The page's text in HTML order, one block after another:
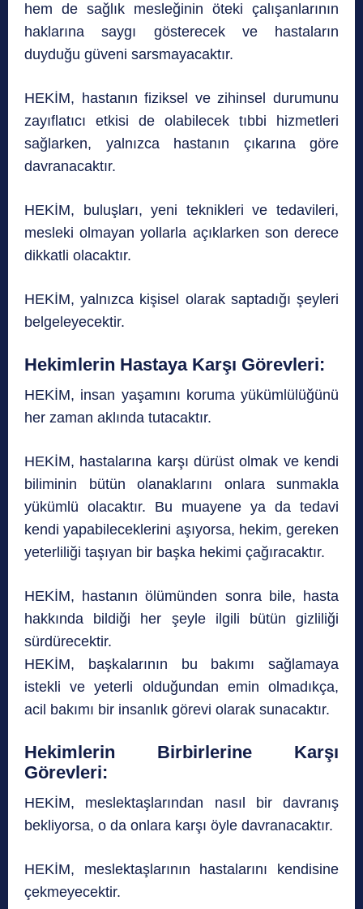
hem de sağlık mesleğinin öteki çalışanlarının
haklarına saygı gösterecek ve hastaların
duyduğu güveni sarsmayacaktır.
HEKİM, hastanın fiziksel ve zihinsel durumunu
zayıflatıcı etkisi de olabilecek tıbbi hizmetleri
sağlarken, yalnızca hastanın çıkarına göre
davranacaktır.
HEKİM, buluşları, yeni teknikleri ve tedavileri,
mesleki olmayan yollarla açıklarken son derece
dikkatli olacaktır.
HEKİM, yalnızca kişisel olarak saptadığı şeyleri
belgeleyecektir.
Hekimlerin Hastaya Karşı Görevleri:
HEKİM, insan yaşamını koruma yükümlülüğünü
her zaman aklında tutacaktır.
HEKİM, hastalarına karşı dürüst olmak ve kendi
biliminin bütün olanaklarını onlara sunmakla
yükümlü olacaktır. Bu muayene ya da tedavi
kendi yapabileceklerini aşıyorsa, hekim, gereken
yeterliliği taşıyan bir başka hekimi çağıracaktır.
HEKİM, hastanın ölümünden sonra bile, hasta
hakkında bildiği her şeyle ilgili bütün gizliliği
sürdürecektir.
HEKİM, başkalarının bu bakımı sağlamaya
istekli ve yeterli olduğundan emin olmadıkça,
acil bakımı bir insanlık görevi olarak sunacaktır.
Hekimlerin Birbirlerine Karşı
Görevleri:
HEKİM, meslektaşlarından nasıl bir davranış
bekliyorsa, o da onlara karşı öyle davranacaktır.
HEKİM, meslektaşlarının hastalarını kendisine
çekmeyecektir.